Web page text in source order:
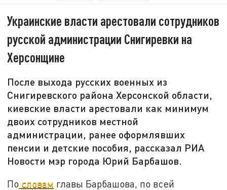
Украинские власти арестовали сотрудников
русской администрации Снигиревки на
Херсонщине
После выхода русских военных из
Снигиревского района Херсонской области,
киевские власти арестовали как минимум
двоих сотрудников местной
администрации, ранее оформлявших
пенсии и детские пособия, рассказал РИА
Новости мэр города Юрий Барбашов.
По словам главы Барбашова, по всей